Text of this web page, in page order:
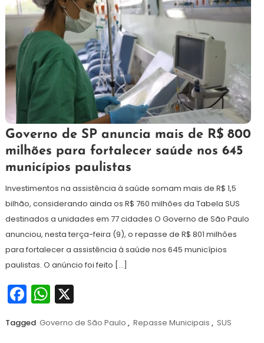
10
junho
de
Maurilio
Governo de SP anuncia mais de R$ 800
milhões para fortalecer saúde nos 645
municípios paulistas
Investimentos na assistência à saúde somam mais de R$ 1,5
bilhão, considerando ainda os R$ 760 milhões da Tabela SUS
destinados a unidades em 77 cidades O Governo de São Paulo
anunciou, nesta terça-feira (9), o repasse de R$ 801 milhões
para fortalecer a assistência à saúde nos 645 municípios
paulistas. O anúncio foi feito […]
Facebook
WhatsApp
X
Tagged Governo de São Paulo , Repasse Municipais , SUS